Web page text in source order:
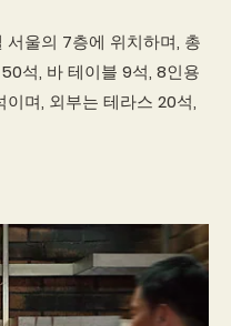
울의 7층에 위치하며, 총
석, 바 테이블 9석, 8인용
며, 외부는 테라스 20석,